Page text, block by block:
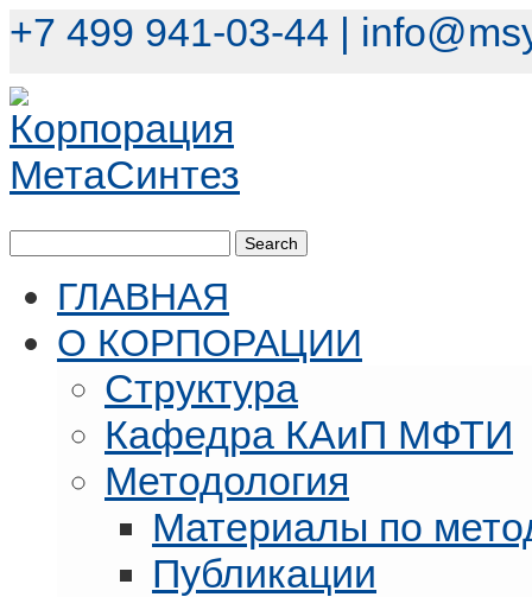
+7 499 941-03-44 |
ГЛАВНАЯ
О КОРПОРАЦИИ
Структура
Кафедра КАиП МФТИ
Методология
Материалы по
Публикации